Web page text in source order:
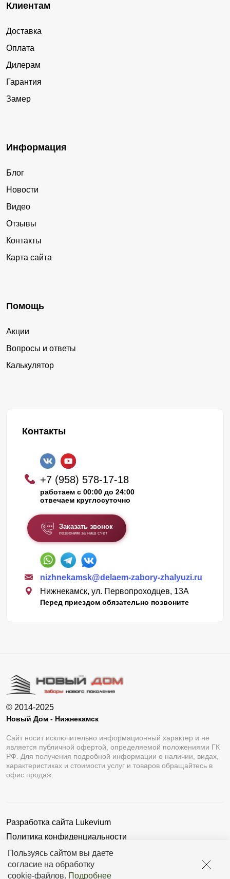
Пользуясь сайтом вы даете
согласие на обработку
cookie-файлов. Подробнее
Клиентам
Доставка
Оплата
Дилерам
Гарантия
Замер
Информация
Блог
Новости
Видео
Отзывы
Контакты
Карта сайта
Помощь
Акции
Вопросы и ответы
Калькулятор
Контакты
+7 (958) 578-17-18
работаем с 00:00 до 24:00
отвечаем круглосуточно
Заказать звонок
позвоним за наш счет
nizhnekamsk@delaem-zabory-zhalyuzi.ru
Нижнекамск, ул. Первопроходцев, 13А
Перед приездом обязательно позвоните
© 2014-2025
Новый Дом - Нижнекамск
Сайт носит исключительно информационный характер и не
является публичной офертой, определяемой положениями ГК
РФ. Для получения подробной информации о наличии, видах,
характеристиках и стоимости услуг и товаров обращайтесь в
офис продаж.
Разработка сайта Lukevium
Политика конфиденциальности
Пользовательское соглашение